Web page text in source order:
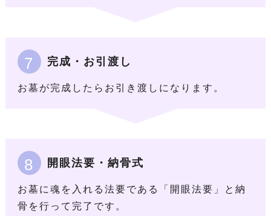
7 完成・お引渡し
お墓が完成したらお引き渡しになります。
8 開眼法要・納骨式
お墓に魂を入れる法要である「開眼法要」と納
骨を行って完了です。